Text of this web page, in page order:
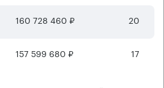
160 728 460 ₽ 20
157 599 680 ₽ 17